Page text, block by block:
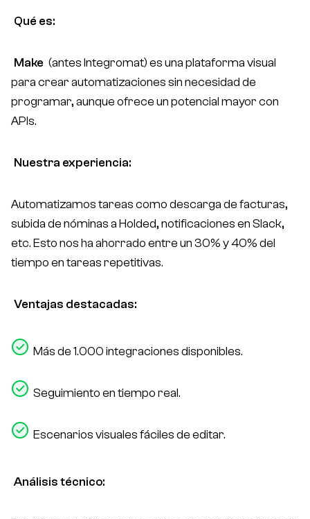
Qué es:
Make (antes Integromat) es una plataforma visual
para crear automatizaciones sin necesidad de
programar, aunque ofrece un potencial mayor con
APIs.
Nuestra experiencia:
Automatizamos tareas como descarga de facturas,
subida de nóminas a Holded, notificaciones en Slack,
etc. Esto nos ha ahorrado entre un 30% y 40% del
tiempo en tareas repetitivas.
Ventajas destacadas:
Más de 1.000 integraciones disponibles.
Seguimiento en tiempo real.
Escenarios visuales fáciles de editar.
Análisis técnico: